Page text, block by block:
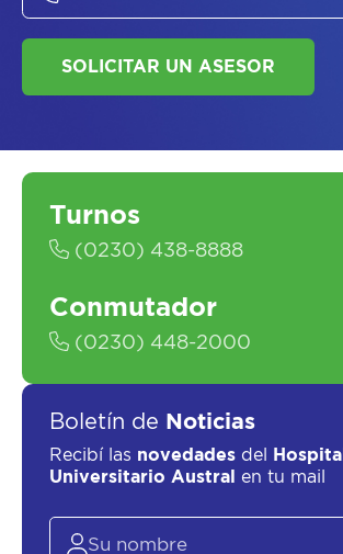
ASESORATE SOBRE
SALUD
Turnos
(0230) 438-8888
Conmutador
(0230) 448-2000
Boletín de Noticias
Recibí las novedades del
Hospital
Universitario Austral
en tu mail